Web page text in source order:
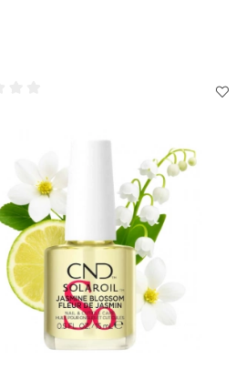
Remover
att avlägsna CND Vinylux
och undvika den omgivande
nageln finnas kvar efter